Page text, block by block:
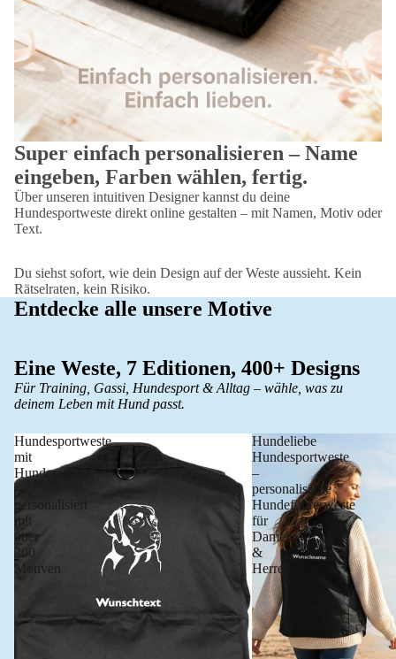
Super einfach personalisieren – Name
eingeben, Farben wählen, fertig.
Über unseren intuitiven Designer kannst du deine
Hundesportweste direkt online gestalten – mit Namen, Motiv oder
Text.
Du siehst sofort, wie dein Design auf der Weste aussieht. Kein
Rätselraten, kein Risiko.
Entdecke alle unsere Motive
Eine Weste, 7 Editionen, 400+ Designs
Für Training, Gassi, Hundesport & Alltag – wähle, was zu
deinem Leben mit Hund passt.
Hundesportweste
mit
Hunderasse
–
personalisiert
mit
über
300
Motiven
Hundeliebe
Hundesportweste
–
personalisierte
Hundeführerweste
für
Damen
&
Herren